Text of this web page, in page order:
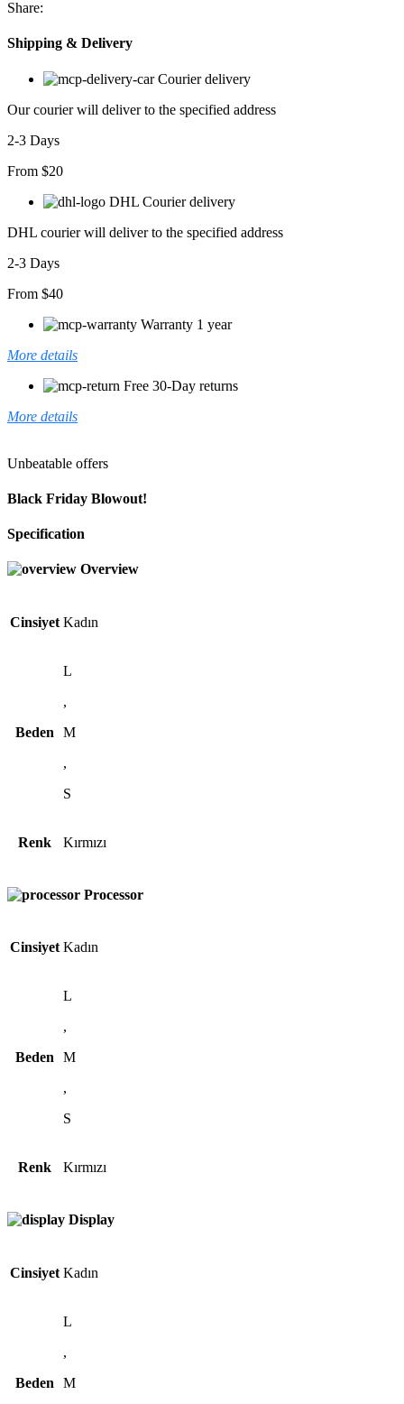
Share:
Shipping & Delivery
Courier delivery
Our courier will deliver to the specified address
2-3 Days
From $20
DHL Courier delivery
DHL courier will deliver to the specified address
2-3 Days
From $40
Warranty 1 year
More details
Free 30-Day returns
More details
Unbeatable offers
Black Friday Blowout!
Specification
Overview
Cinsiyet Kadın
Beden
L
,
M
,
S
Renk Kırmızı
Processor
Cinsiyet Kadın
Beden
L
,
M
,
S
Renk Kırmızı
Display
Cinsiyet Kadın
Beden
L
,
M